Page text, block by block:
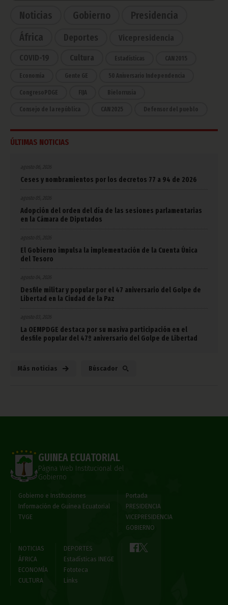
Noticias Gobierno
Presidencia
África
Deportes Vicepresidencia
COVID-19 Cultura Estadísticas CAN 2015
Economía Gente GE 50 Aniversario Independencia
CongresoPDGE FIJA Bielorrusia
Consejo de la república CAN 2025 Defensor del pueblo
ÚLTIMAS NOTICIAS
agosto 06, 2026
Ceses y nombramientos por los decretos 77 a 94 de 2026
Adopción del orden del día de las sesiones parlamentarias
en la Cámara de Diputados
El Gobierno impulsa la implementación de la Cuenta Única
del Tesoro
agosto 04, 2026
Desfile militar y popular por el 47 aniversario del Golpe de
Libertad en la Ciudad de la Paz
La OEMPDGE destaca por su masiva participación en el
desfile popular del 47º aniversario del Golpe de Libertad
Más noticias Búscador
GUINEA ECUATORIAL
Página Web Institucional del
Gobierno
Gobierno e Instituciones
Información de Guinea Ecuatorial
TVGE
Portada
PRESIDENCIA
VICEPRESIDENCIA
GOBIERNO
NOTICIAS
ÁFRICA
ECONOMÍA
CULTURA
DEPORTES
Estadísticas INEGE
Fototeca
Links